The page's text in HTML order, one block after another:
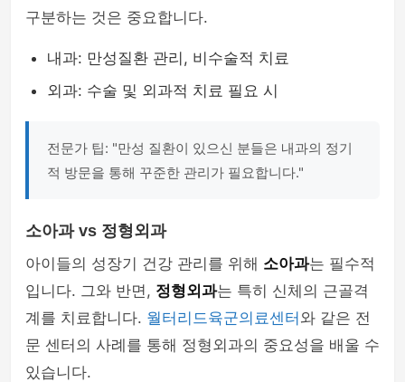
구분하는 것은 중요합니다.
내과: 만성질환 관리, 비수술적 치료
외과: 수술 및 외과적 치료 필요 시
전문가 팁: "만성 질환이 있으신 분들은 내과의 정기
적 방문을 통해 꾸준한 관리가 필요합니다."
소아과 vs 정형외과
아이들의 성장기 건강 관리를 위해 소아과는 필수적
입니다. 그와 반면, 정형외과는 특히 신체의 근골격
계를 치료합니다. 월터리드육군의료센터 와 같은 전
문 센터의 사례를 통해 정형외과의 중요성을 배울 수
있습니다.